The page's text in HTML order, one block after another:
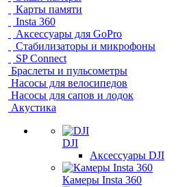
Карты памяти
Insta 360
Аксессуары для GoPro
Стабилизаторы и микрофоны
SP Connect
Браслеты и пульсометры
Насосы для велосипедов
Насосы для сапов и лодок
Акустика
DJI
Аксессуары DJI
Камеры Insta 360